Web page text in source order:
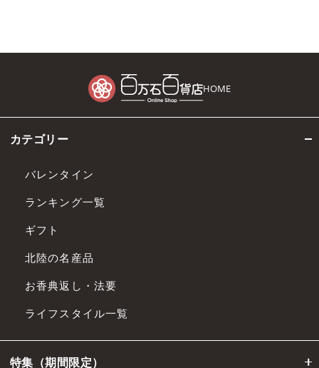
HOME
カテゴリー
バレンタイン
ランキング一覧
ギフト
北陸の名産品
お香典返し・法要
ライフスタイル一覧
特集（期間限定）